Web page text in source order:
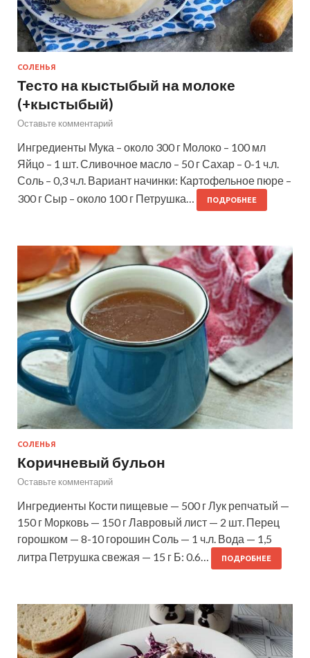
СОЛЕНЬЯ
Тесто на кыстыбый на молоке
(+кыстыбый)
Оставьте комментарий
Ингредиенты Мука – около 300 г Молоко – 100 мл
Яйцо – 1 шт. Сливочное масло – 50 г Сахар – 0-1 ч.л.
Соль – 0,3 ч.л. Вариант начинки: Картофельное пюре –
300 г Сыр – около 100 г Петрушка…
ПОДРОБНЕЕ
СОЛЕНЬЯ
Коричневый бульон
Оставьте комментарий
Ингредиенты Кости пищевые — 500 г Лук репчатый —
150 г Морковь — 150 г Лавровый лист — 2 шт. Перец
горошком — 8-10 горошин Соль — 1 ч.л. Вода — 1,5
литра Петрушка свежая — 15 г Б: 0.6…
ПОДРОБНЕЕ